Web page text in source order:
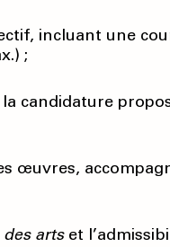
incluant une
;
candidature
œuvres,
des artset